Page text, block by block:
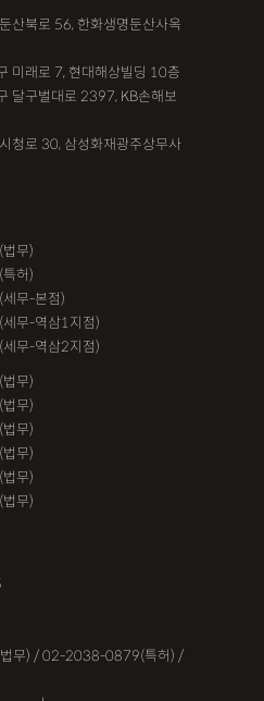
산북로 56, 한화생명둔산사옥
미래로 7, 현대해상빌딩 10층
달구벌대로 2397, KB손해보
청로 30, 삼성화재광주상무사
무)
허)
무-본점)
무-역삼1지점)
무-역삼2지점)
무)
무)
무)
무)
무)
무)
무) / 02-2038-0879(특허) /